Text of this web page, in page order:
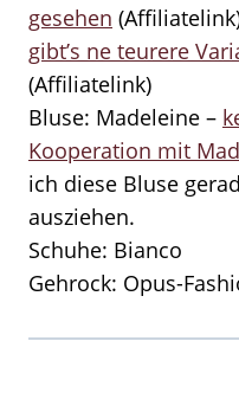
gesehen
gibt’s ne teurere
(Affiliatelink)
Bluse: Madeleine –
Kooperation mit
ich diese Bluse
ausziehen.
Schuhe: Bianco
Gehrock: Opus-